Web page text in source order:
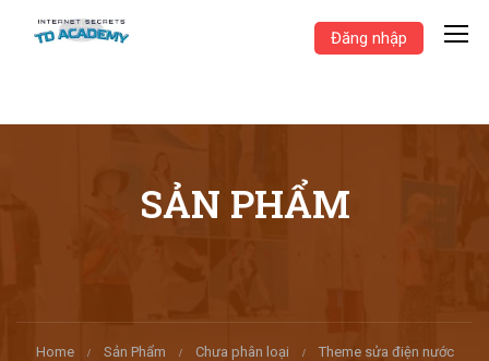
Đăng nhập
SẢN PHẨM
Home Sản Phẩm Chưa phân loại Theme sửa điện nước